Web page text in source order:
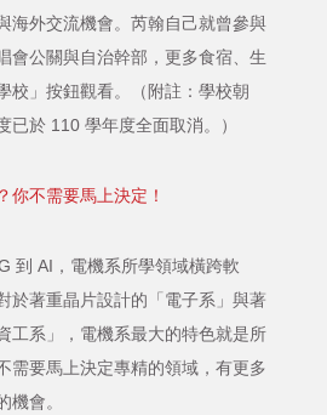
海外交流機會。芮翰自己就曾參與
會公關與自治幹部，更多食宿、生
校」按鈕觀看。（附註：學校朝
已於 110 學年度全面取消。）
你不需要馬上決定！
到 AI，電機系所學領域橫跨軟
於著重晶片設計的「電子系」與著
工系」，電機系最大的特色就是所
需要馬上決定專精的領域，有更多
機會。